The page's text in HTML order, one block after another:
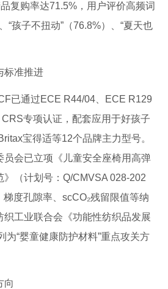
复购率达71.5%，用户评价高频词
“孩子不扭动”（76.8%）、“夏天也
标准推进
已通过ECE R44/04、ECE R129
CRS专项认证，配套应用于好孩子
宝得适等12个品牌主力型号。
员会已立项《儿童安全座椅用高弹
》（计划号：Q/CMVSA 028-202
度孔隙率、scCO₂残留限值等纳
织工业联合会《功能性纺织品发展
为“婴童健康防护材料”重点攻关方
向